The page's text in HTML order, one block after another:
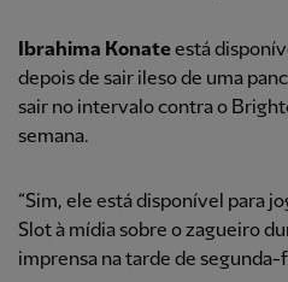
Ibrahima Konateestá
depois de sair ileso de uma
sair no intervalo contra o
semana.
“Sim, ele está disponível para
Slot à mídia sobre o zagueiro
imprensa na tarde de segunda-